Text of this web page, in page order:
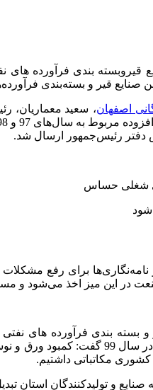
قیروبسته بندی فرآورده
قیر و بسته‌بندی
اصفهان، سعید معماریان،
دفتر رئیس‌جمهور ارسال شد.
شغلی حساس
شود
در این میز اخذ می‌شود و
بسته بندی فرآورده های نفتی
فلاورجان در مجلس شورای
کشوری مکاتباتی داشتیم.
صنایع و تولیدکنندگان